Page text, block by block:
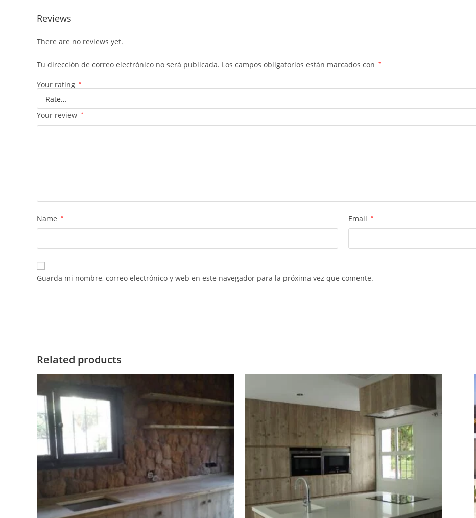
Reviews
There are no reviews yet.
Tu dirección de correo electrónico no será publicada. Los campos obligatorios están marcados con *
Your rating *
Your review *
Name * Email *
Guarda mi nombre, correo electrónico y web en este navegador para la próxima vez que comente.
Related products